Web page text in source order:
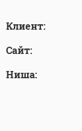
Клиент:
Сайт:
Ниша: